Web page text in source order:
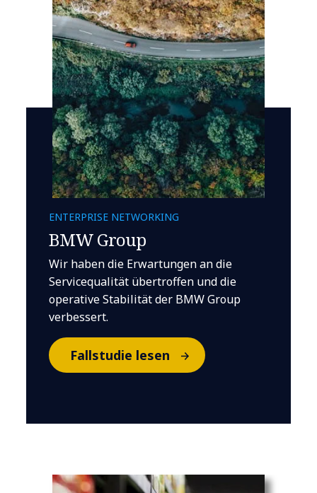
ENTERPRISE NETWORKING
BMW Group
Wir haben die Erwartungen an die
Servicequalität übertroffen und die
operative Stabilität der BMW Group
verbessert.
Fallstudie lesen